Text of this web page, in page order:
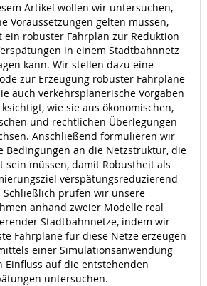
Artikel wollen wir untersuchen,
Voraussetzungen gelten müssen,
ein robuster Fahrplan zur Reduktion
in einem Stadtbahnnetz
kann. Wir stellen dazu eine
zur Erzeugung robuster Fahrpläne
auch verkehrsplanerische Vorgaben
wie sie aus ökonomischen,
und rechtlichen Überlegungen
Anschließend formulieren wir
Bedingungen an die Netzstruktur, die
sein müssen, damit Robustheit als
verspätungsreduzierend
Schließlich prüfen wir unsere
anhand zweier Modelle real
Stadtbahnnetze, indem wir
Fahrpläne für diese Netze erzeugen
einer Simulationsanwendung
Einfluss auf die entstehenden
untersuchen.